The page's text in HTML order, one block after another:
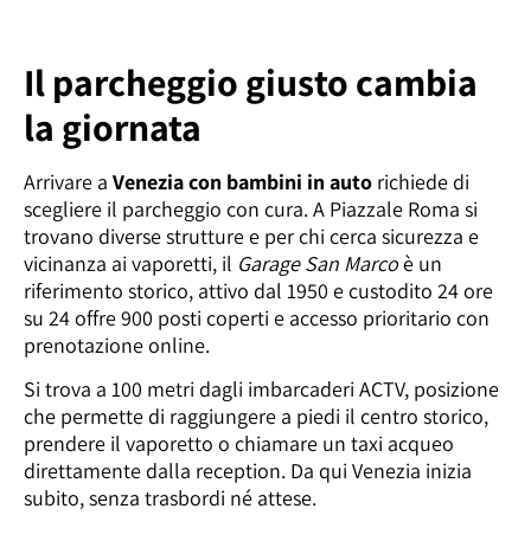
Il parcheggio giusto cambia
la giornata
Arrivare a Venezia con bambini in auto richiede di
scegliere il parcheggio con cura. A Piazzale Roma si
trovano diverse strutture e per chi cerca sicurezza e
vicinanza ai vaporetti, il Garage San Marcoè un
riferimento storico, attivo dal 1950 e custodito 24 ore
su 24 offre 900 posti coperti e accesso prioritario con
prenotazione online.
Si trova a 100 metri dagli imbarcaderi ACTV, posizione
che permette di raggiungere a piedi il centro storico,
prendere il vaporetto o chiamare un taxi acqueo
direttamente dalla reception. Da qui Venezia inizia
subito, senza trasbordi né attese.